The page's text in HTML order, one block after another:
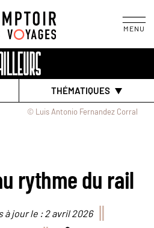
MENU
THÉMATIQUES
© Luis Antonio Fernandez Corral
rythme du rail
à jour le : 2 avril 2026